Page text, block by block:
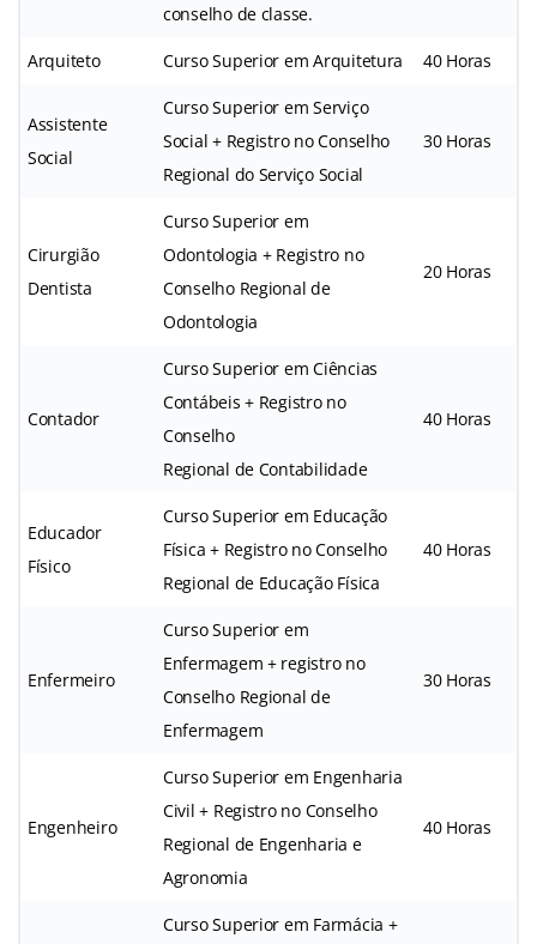
conselho de classe.
Arquiteto Curso Superior em Arquitetura 40 Horas
Assistente
Social
Curso Superior em Serviço
Social + Registro no Conselho
Regional do Serviço Social
30 Horas
Cirurgião
Dentista
Curso Superior em
Odontologia + Registro no
Conselho Regional de
Odontologia
20 Horas
Contador
Curso Superior em Ciências
Contábeis + Registro no
Conselho
Regional de Contabilidade
40 Horas
Educador
Físico
Curso Superior em Educação
Física + Registro no Conselho
Regional de Educação Física
40 Horas
Enfermeiro
Curso Superior em
Enfermagem + registro no
Conselho Regional de
Enfermagem
30 Horas
Engenheiro
Curso Superior em Engenharia
Civil + Registro no Conselho
Regional de Engenharia e
Agronomia
40 Horas
Curso Superior em Farmácia +